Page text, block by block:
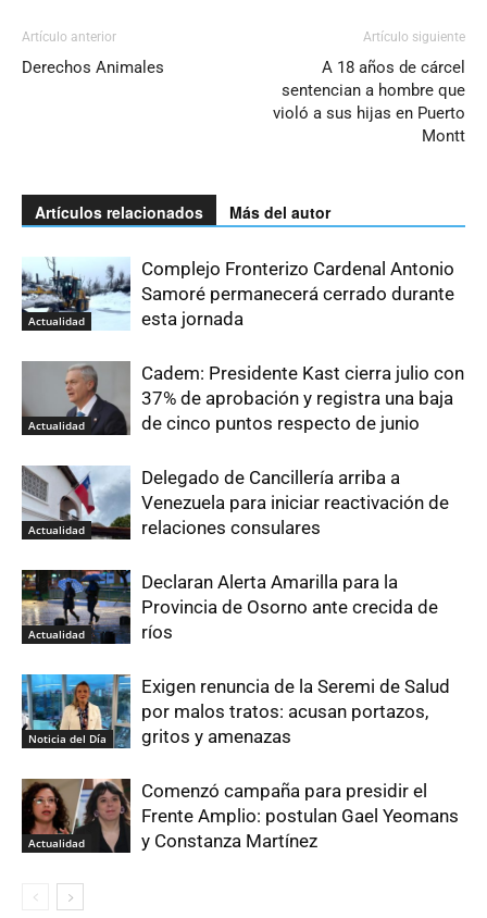
Artículo anterior
Derechos Animales
Artículo siguiente
A 18 años de cárcel
sentencian a hombre que
violó a sus hijas en Puerto
Montt
Artículos relacionados Más del autor
Actualidad
Complejo Fronterizo Cardenal Antonio
Samoré permanecerá cerrado durante
esta jornada
Actualidad
Cadem: Presidente Kast cierra julio con
37% de aprobación y registra una baja
de cinco puntos respecto de junio
Actualidad
Delegado de Cancillería arriba a
Venezuela para iniciar reactivación de
relaciones consulares
Actualidad
Declaran Alerta Amarilla para la
Provincia de Osorno ante crecida de
ríos
Noticia del Día
Exigen renuncia de la Seremi de Salud
por malos tratos: acusan portazos,
gritos y amenazas
Actualidad
Comenzó campaña para presidir el
Frente Amplio: postulan Gael Yeomans
y Constanza Martínez